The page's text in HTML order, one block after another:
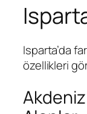
Isparta’da
özellikleri